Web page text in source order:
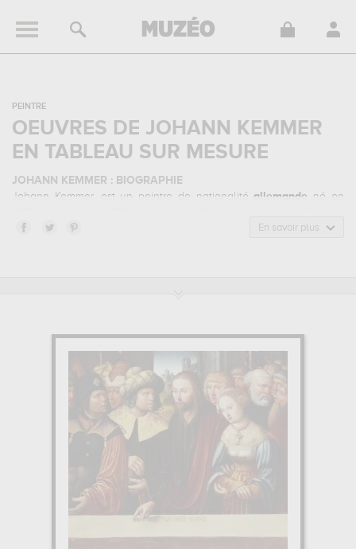
PEINTRE
OEUVRES DE JOHANN KEMMER
EN TABLEAU SUR MESURE
JOHANN KEMMER : BIOGRAPHIE
Johann Kemmer, est un peintre de nationalité allemande
né en
appartenait au style artistique renaissance flamande & nordique. Il
JOHANN KEMMER : SES PRINCIPALES OEUVRES
de ses sujets favoris : religion... Muzéo vous propose des
œuvres de Johann Kemmer.
Pour en savoir plus sur la vie et l'œuvre de Johann Kemmer.
En savoir plus